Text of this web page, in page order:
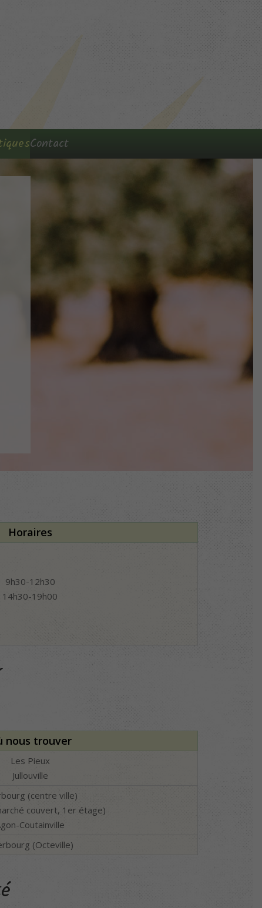
Contact
Horaires
9h30-12h30
14h30-19h00
nous trouver
Les Pieux
Jullouville
(centre ville)
couvert, 1er étage)
Coutainville
(Octeville)